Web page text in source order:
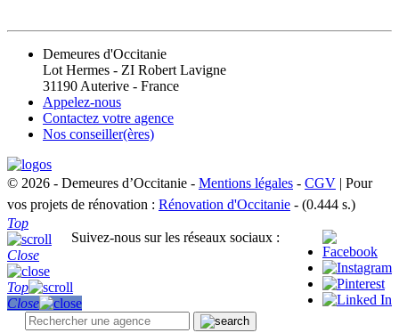
Demeures d'Occitanie
Lot Hermes - ZI Robert Lavigne
31190 Auterive - France
Appelez-nous
Contactez votre agence
Nos conseiller(ères)
© 2026 - Demeures d’Occitanie - Mentions légales - CGV | Pour
vos projets de rénovation : Rénovation d'Occitanie - (0.444 s.)
Suivez-nous sur les réseaux sociaux :
Top
Close
Top
Close